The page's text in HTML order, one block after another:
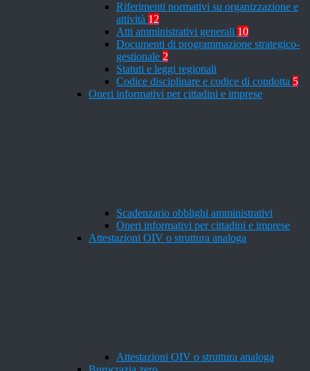
Riferimenti normativi su organizzazione e
attività 12
Atti amministrativi generali 10
Documenti di programmazione strategico-
gestionale 2
Statuti e leggi regionali
Codice disciplinare e codice di condotta 5
Oneri informativi per cittadini e imprese
Scadenzario obblighi amministrativi
Oneri informativi per cittadini e imprese
Attestazioni OIV o struttura analoga
Attestazioni OIV o struttura analoga